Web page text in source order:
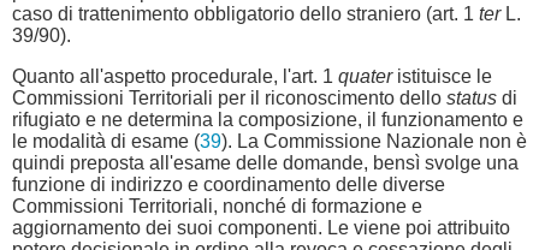
caso di trattenimento obbligatorio dello straniero (art. 1 terL.
39/90).
Quanto all'aspetto procedurale, l'art. 1 quateristituisce le
Commissioni Territoriali per il riconoscimento dello status di
rifugiato e ne determina la composizione, il funzionamento e
le modalità di esame (39). La Commissione Nazionale non è
quindi preposta all'esame delle domande, bensì svolge una
funzione di indirizzo e coordinamento delle diverse
Commissioni Territoriali, nonché di formazione e
aggiornamento dei suoi componenti. Le viene poi attribuito